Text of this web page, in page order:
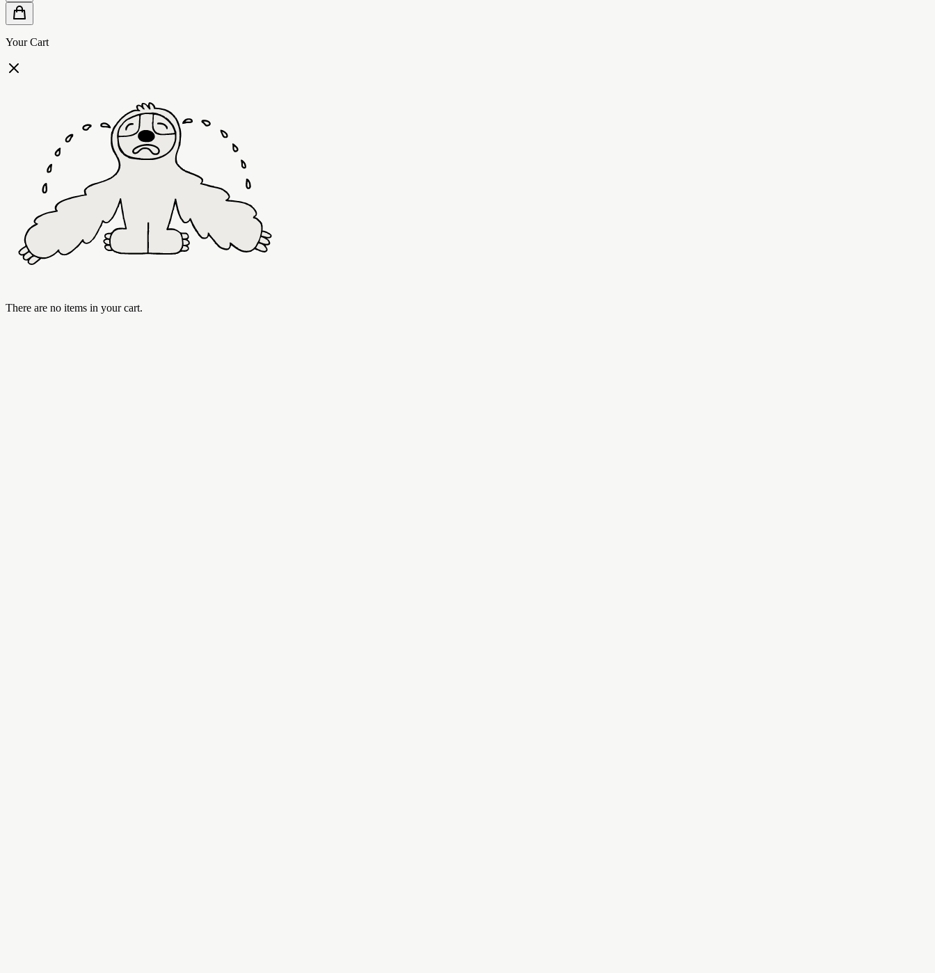
Your Cart
There are no items in your cart.